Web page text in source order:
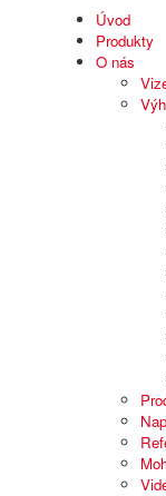
Úvod
Produkty
O nás